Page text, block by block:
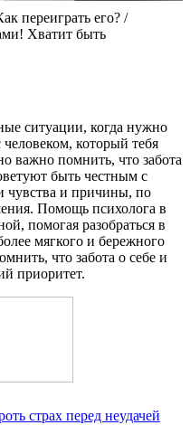
его? /
Хватит быть
ситуации, когда нужно
который тебя
важно помнить, что забота
быть честным с
чувства и причины, по
Помощь психолога в
помогая разобраться в
мягкого и бережного
что забота о себе и
приоритет.
страх перед неудачей